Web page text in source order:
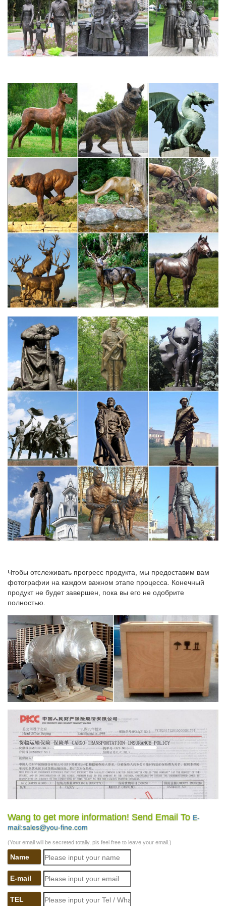
купив статуэтку собаки, вы…
Коллекция The Leonardo Collection Собаки – статуэтки,
фигурки…
Акции Статьи Оплата Доставка Возврат О компании Где
Сувенир Собака-врач, 12 см H043145 Shantou купить…
Двойные спиннеры. Товары для детского творчества. Наборы
для лепки из пластилина. Пластилин Play-Doh.Карнавальные
костюмы для мальчиков. Символ 2018 года – Собака. Юный
ученый.
Статуэтки Собак. Символ 2018. Сувениры с собаками –
купить…
Успей купить свой символ 2018 года – собачку!купить
собачку.В нашем интернет-магазине можно купить самые
разнообразные сувениры с собачками – статуэтки собак,
копилки в виде собак, чашечки, чайные наборы, подставки под
чашки с изображением…
Фарфоровая статуэтка Собаки в России. Сравнить цены,
купить…
Статуэтка фарфоровая "Лежащая собака". Купить. +7 показать
номер. ООО "Юнивест".В наличии. Статуэтка фарфоровая
собаки "Марсель". Купить.
Фигурки и статуэтки собак купить в Москве в интернет
магазине.
Символы года. Фигурки и статуэтки. Елочки.Цена: 6 900 руб.
Купить Купить в один клик. Набор для чая "собака", на две
персоны: 2 чашки с подстаканниками, 2 блюдца, две чайных
ложк.
Фигурки и статуэтки собак, как символ верности и домашней…
Фигурки собак особенно продуктивно открывают все свои
возможности и благодатный потенциал в тех семьях, где
каждый стремится понимать и любить другого. Вы можете
купить статуэтку понравившейся вам собаки прямо сейчас на
нашем сайте.
Из чего можно сделать собаку своими руками к Новому 2018
году
Подробный мастер-класс собачки на фото из города мастеров
можно посмотреть на видео. Символ грядущего года из
пластиковых бутылок может быть разных размеров, цветов и
форм.Где купить подарок. Как поздравить. О праздниках и
подарках.
Чтобы отслеживать прогресс продукта, мы предоставим вам
фотографии на каждом важном этапе процесса. Конечный
продукт не будет завершен, пока вы его не одобрите
полностью.
Wang to get more information! Send Email To E-
mail:sales@you-fine.com
(Your email will be secreted totally, pls feel free to leave your email.)
Name
E-mail
TEL